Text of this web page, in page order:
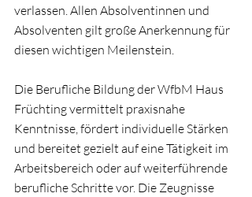
verlassen. Allen Absolventinnen und
Absolventen gilt große Anerkennung für
diesen wichtigen Meilenstein.
Die Berufliche Bildung der WfbM Haus
Früchting vermittelt praxisnahe
Kenntnisse, fördert individuelle Stärken
und bereitet gezielt auf eine Tätigkeit im
Arbeitsbereich oder auf weiterführende
berufliche Schritte vor. Die Zeugnisse